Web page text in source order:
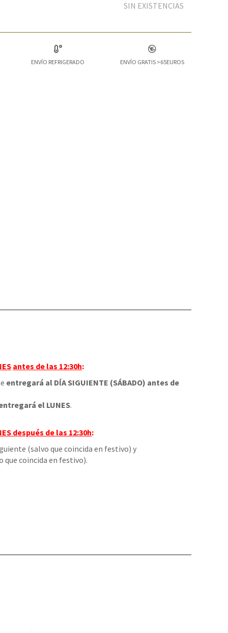
SIN EXISTENCIAS
ENVÍO REFRIGERADO ENVÍO GRATIS >65EUROS
antes de las 12:30h:
entregará al DÍA SIGUIENTE (SÁBADO) antes de
el LUNES.
después de las 12:30h:
(salvo que coincida en festivo) y
que coincida en festivo).